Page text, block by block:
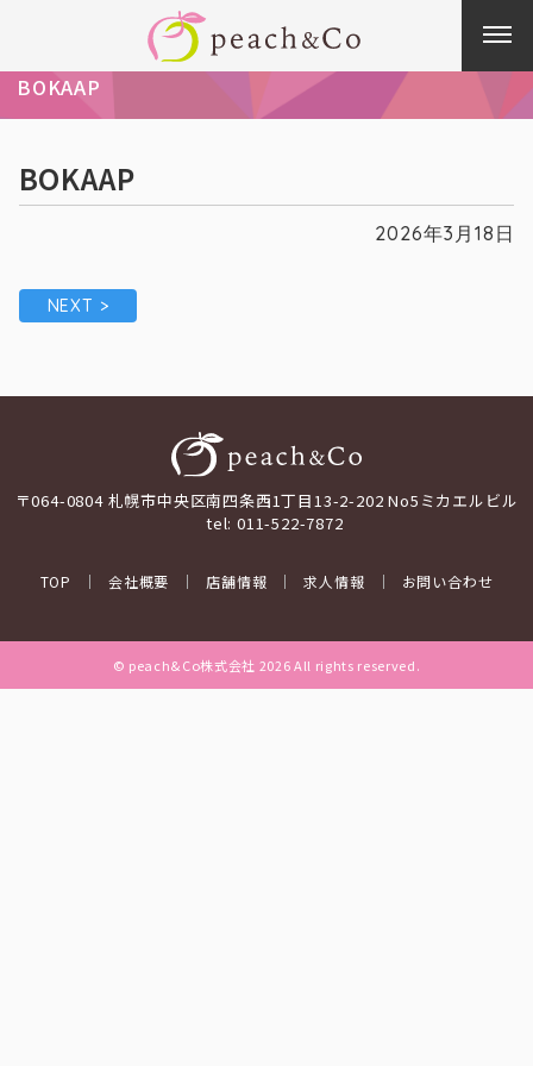
手稲
BOKAAP
BOKAAP
2026年3月18日
NEXT >
〒064-0804 札幌市中央区南四条西1丁目13-2-202 No5ミカエルビル
tel: 011-522-7872
TOP 会社概要 店舗情報 求人情報 お問い合わせ
© peach&Co株式会社 2026 All rights reserved.